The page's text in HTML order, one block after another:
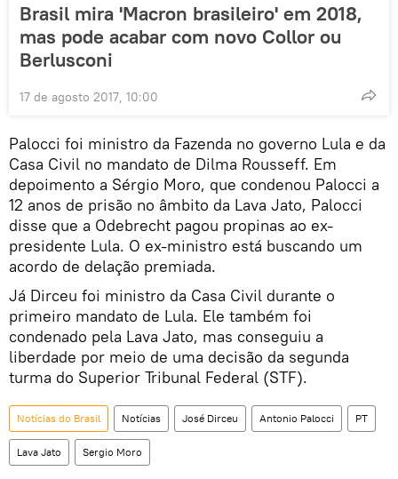
Brasil mira 'Macron brasileiro' em 2018,
mas pode acabar com novo Collor ou
Berlusconi
17 de agosto 2017, 10:00
Palocci foi ministro da Fazenda no governo Lula e da
Casa Civil no mandato de Dilma Rousseff. Em
depoimento a Sérgio Moro, que condenou Palocci a
12 anos de prisão no âmbito da Lava Jato, Palocci
disse que a Odebrecht pagou propinas ao ex-
presidente Lula. O ex-ministro está buscando um
acordo de delação premiada.
Já Dirceu foi ministro da Casa Civil durante o
primeiro mandato de Lula. Ele também foi
condenado pela Lava Jato, mas conseguiu a
liberdade por meio de uma decisão da segunda
turma do Superior Tribunal Federal (STF).
Notícias do Brasil Notícias José Dirceu Antonio Palocci PT
Lava Jato Sergio Moro